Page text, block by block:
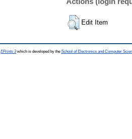
Edit Item
EPrints 3which is developed by the School of Electronics and Computer